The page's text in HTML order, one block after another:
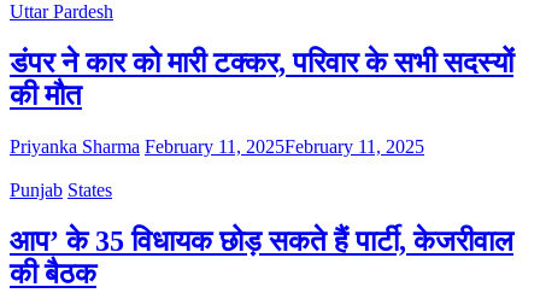
Uttar Pardesh
डंपर ने कार को मारी टक्कर, परिवार के सभी सदस्यों
की मौत
Priyanka Sharma February 11, 2025February 11, 2025
Punjab States
आप’ के 35 विधायक छोड़ सकते हैं पार्टी, केजरीवाल
की बैठक